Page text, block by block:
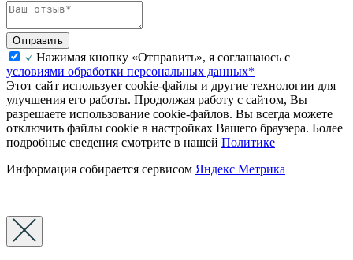
Отправить
Нажимая кнопку «Отправить», я соглашаюсь с
условиями обработки персональных данных*
Этот сайт использует cookie-файлы и другие технологии для
улучшения его работы. Продолжая работу с сайтом, Вы
разрешаете использование cookie-файлов. Вы всегда можете
отключить файлы cookie в настройках Вашего браузера. Более
подробные сведения смотрите в нашей Политике
Информация собирается сервисом Яндекс Метрика